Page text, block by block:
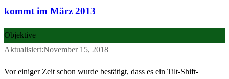
kommt im März 2013
Objektive
Aktualisiert:November 15, 2018
Vor einiger Zeit schon wurde bestätigt, dass es ein Tilt-Shift-